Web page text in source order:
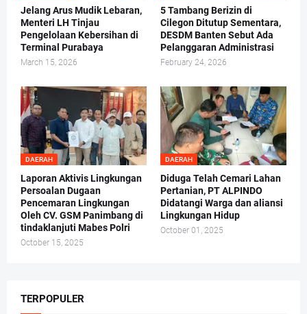
Jelang Arus Mudik Lebaran,
Menteri LH Tinjau
Pengelolaan Kebersihan di
Terminal Purabaya
March 15, 2026
5 Tambang Berizin di
Cilegon Ditutup Sementara,
DESDM Banten Sebut Ada
Pelanggaran Administrasi
February 24, 2026
DAERAH
Laporan Aktivis Lingkungan
Persoalan Dugaan
Pencemaran Lingkungan
Oleh CV. GSM Panimbang di
tindaklanjuti Mabes Polri
October 15, 2025
DAERAH
Diduga Telah Cemari Lahan
Pertanian, PT ALPINDO
Didatangi Warga dan aliansi
Lingkungan Hidup
October 01, 2025
TERPOPULER